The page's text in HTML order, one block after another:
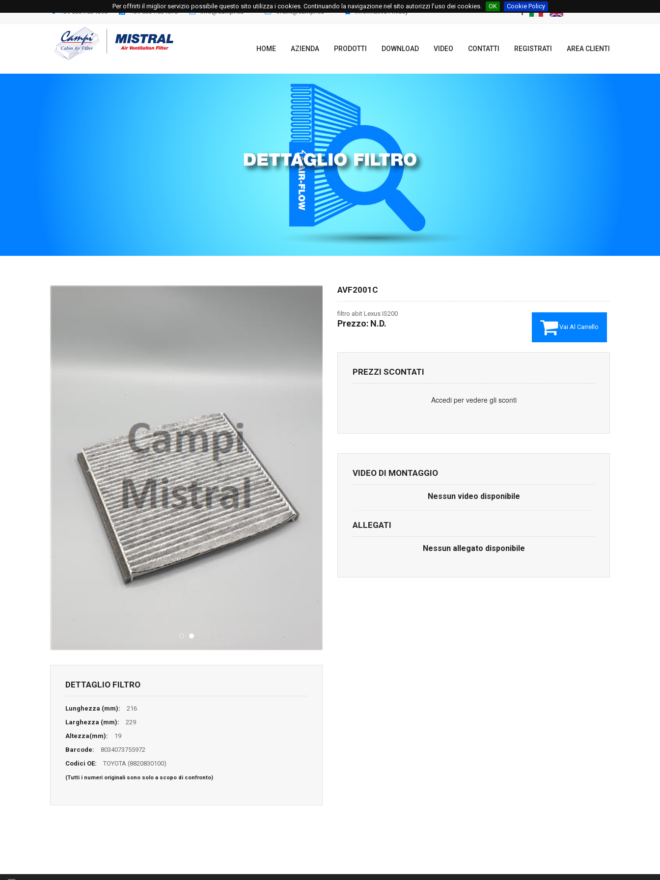
Per offrirti il miglior servizio possibile questo sito utilizza i cookies. Continuando la navigazione nel sito autorizzi l’uso dei cookies. OK Cookie Policy
+39 0331.534695 +39 0331.534678 info@campi.eu ordini@campi.eu Informativa Privacy
HOME AZIENDA PRODOTTI DOWNLOAD VIDEO CONTATTI REGISTRATI AREA CLIENTI
DETTAGLIO FILTRO
Lunghezza (mm):
216
Larghezza (mm):
229
Altezza(mm):
19
Barcode:
8034073755972
Codici OE:
TOYOTA (8820830100)
(Tutti i numeri originali sono solo a scopo di confronto)
AVF2001C
Vai Al Carrello
filtro abit Lexus IS200
Prezzo: N.D.
PREZZI SCONTATI
Accedi per vedere gli sconti
VIDEO DI MONTAGGIO
Nessun video disponibile
ALLEGATI
Nessun allegato disponibile